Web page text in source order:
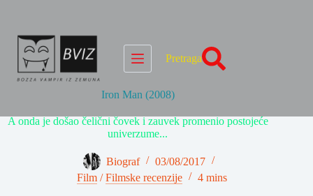
Pretraga
Iron Man (2008)
A onda je došao čelični čovek i zauvek promenio postojeće
univerzume...
Biograf
03/08/2017
Film/Filmske recenzije 4 mins